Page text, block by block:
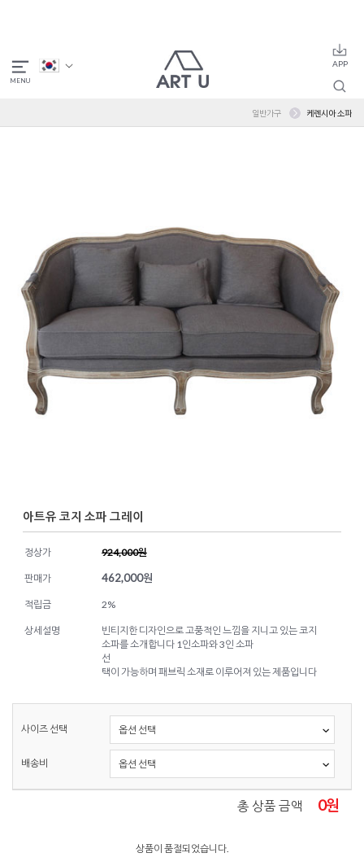
일반가구 케렌시아 소파
아트유 코지 소파 그레이
정상가 924,000원
판매가 462,000원
적립금 2%
상세설명
빈티지한 디자인으로 고풍적인 느낌을 지니고 있는 코지
소파를 소개합니다 1인소파와 3인 소파
선
택이 가능하며 패브릭 소재로 이루어져 있는 제품입니다
사이즈 선택
배송비
총 상품 금액 0원
상품이 품절되었습니다.